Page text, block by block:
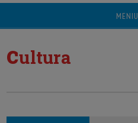
MENIU
cultura